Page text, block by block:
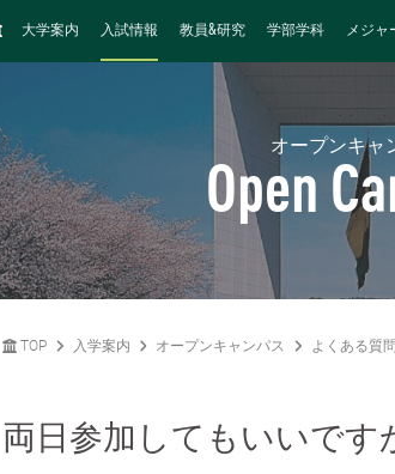
H
大学案内 入試情報 教員&研究 学部学科 メジャ
オープンキャ
Open
TOP 入学案内 オープンキャンパス よくある質問
両日参加してもいいです